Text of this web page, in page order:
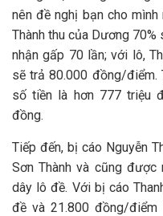
nên đề nghị bạn cho
Thành thu của Dương
nhận gấp 70 lần; với lô,
sẽ trả 80.000 đồng/điểm.
số tiền là hơn 777 triệu
đồng.
Tiếp đến, bị cáo Nguyễn
Sơn Thành và cũng được
dây lô đề. Với bị cáo
đề và 21.800 đồng/điểm